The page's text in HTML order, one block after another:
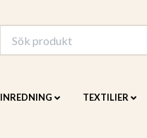
INREDNING TEXTILIER